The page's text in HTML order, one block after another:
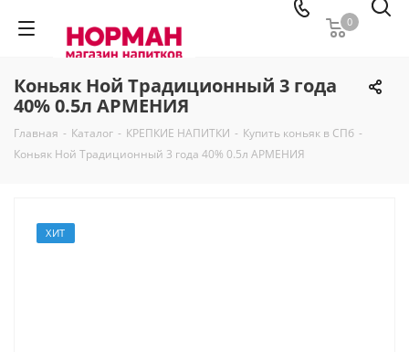
0
Коньяк Ной Традиционный 3 года
40% 0.5л АРМЕНИЯ
Главная - Каталог - КРЕПКИЕ НАПИТКИ - Купить коньяк в СПб -
Коньяк Ной Традиционный 3 года 40% 0.5л АРМЕНИЯ
ХИТ